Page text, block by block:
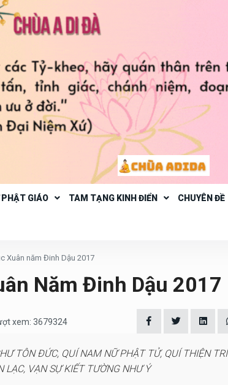
PHẬT GIÁO TAM TẠNG KINH ĐIỂN CHUYÊN ĐỀ
Xuân năm Đinh Dậu 2017
Năm Đinh Dậu 2017
xem: 3679324
TÔN ĐỨC, QUÍ NAM NỮ PHẬT TỬ, QUÍ THIỆN TRÍ
LẠC, VẠN SỰ KIẾT TƯỜNG NHƯ Ý